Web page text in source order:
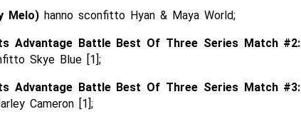
Melo)hanno sconfitto Hyan & Maya World;
Advantage Battle Best Of Three Series Match #2:
Skye Blue [1];
Advantage Battle Best Of Three Series Match #3:
Cameron [1];